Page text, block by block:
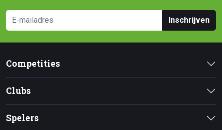
Inschrijven
Competities
Clubs
Spelers